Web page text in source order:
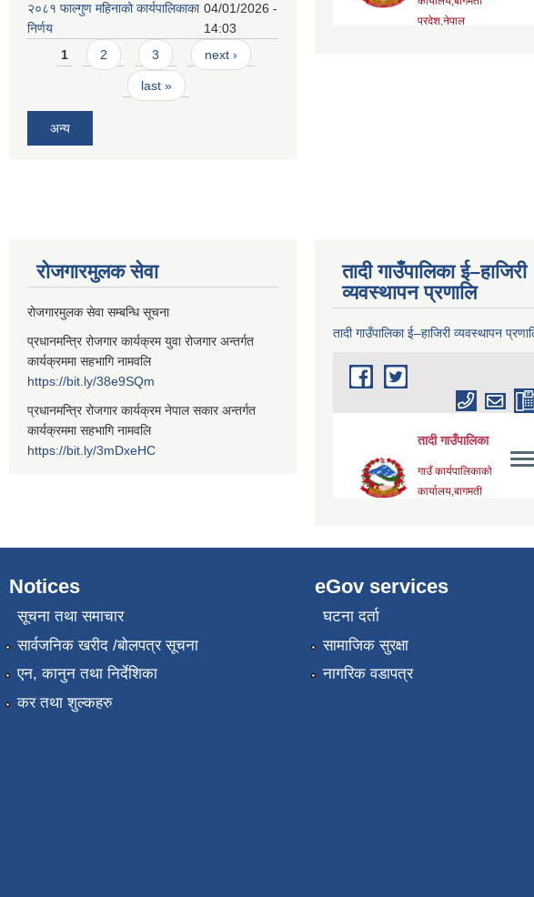
२०८१ फाल्गुण महिनाको कार्यपालिकाका
निर्णय
04/01/2026 -
14:03
Pages
1 2 3 next ›
last »
अन्य
रोजगारमुलक सेवा
रोजगारमुलक सेवा सम्बन्धि सूचना
प्रधानमन्त्रि रोजगार कार्यक्रम युवा रोजगार अन्तर्गत
कार्यक्रममा सहभागि नामवलि
https://bit.ly/38e9SQm
प्रधानमन्त्रि रोजगार कार्यक्रम नेपाल सकार अन्तर्गत
कार्यक्रममा सहभागि नामवलि
https://bit.ly/3mDxeHC
तादी गाउँपालिका ई–हाजिरी
व्यवस्थापन प्रणालि
तादी गाउँपालिका ई–हाजिरी व्यवस्थापन
Notices
सूचना तथा समाचार
सार्वजनिक खरीद /बोलपत्र सूचना
एन, कानुन तथा निर्देशिका
कर तथा शुल्कहरु
eGov services
घटना दर्ता
सामाजिक सुरक्षा
नागरिक वडापत्र